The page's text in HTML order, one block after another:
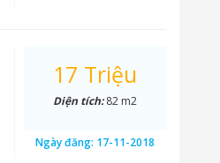
17 Triệu
Diện tích:82 m2
Ngày đăng: 17-11-2018